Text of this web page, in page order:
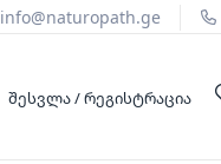
info@naturopath.ge
ᲨᲔᲡᲕᲚᲐ / ᲠᲔᲒᲘᲡᲢᲠᲐᲪᲘᲐ